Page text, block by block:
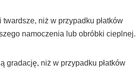
niż w przypadku płatków
namoczenia lub obróbki cieplnej.
gradację, niż w przypadku płatków